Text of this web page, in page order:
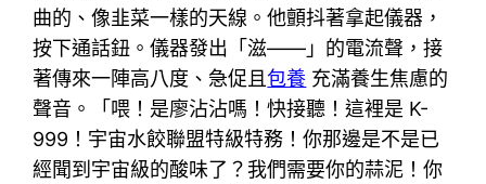
曲的、像韭菜一樣的天線。他顫抖著拿起儀器，
按下通話鈕。儀器發出「滋——」的電流聲，接
著傳來一陣高八度、急促且包養 充滿養生焦慮的
聲音。「喂！是廖沾沾嗎！快接聽！這裡是 K-
999！宇宙水餃聯盟特級特務！你那邊是不是已
經聞到宇宙級的酸味了？我們需要你的蒜泥！你